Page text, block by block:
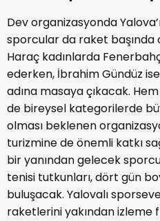
Dev organizasyonda
sporcular da raket başında
Haraç kadınlarda
ederken, İbrahim Gündüz
adına masaya çıkacak.
de bireysel kategorilerde
olması beklenen
turizmine de önemli katkı
bir yanından gelecek
tenisi tutkunları, dört gün
buluşacak. Yalovalı
raketlerini yakından izleme